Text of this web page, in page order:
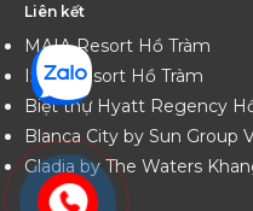
Liên kết
MAIA Resort Hồ Tràm
Ixora Resort Hồ Tràm
Biệt thự Hyatt Regency
Blanca City by Sun Group
Gladia by The Waters